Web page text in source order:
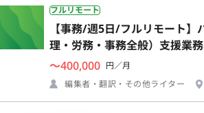
フルリモート
【事務/週5日/フルリモート】
理・労務・事務全般）支援業
〜400,000 円／月
編集者・翻訳・その他ライター